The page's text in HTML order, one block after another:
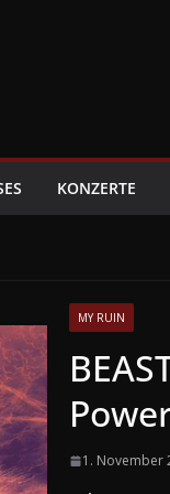
KONZERTE
MY RUIN
1. November